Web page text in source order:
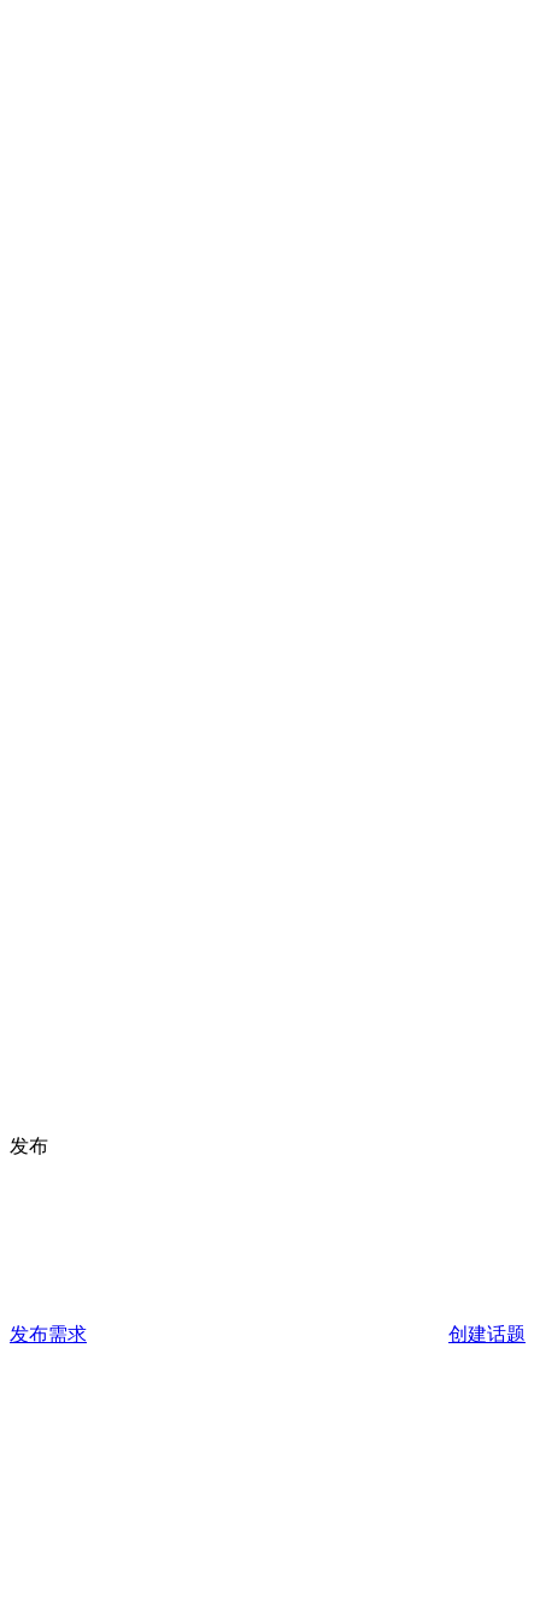
发布
发布需求 创建话题